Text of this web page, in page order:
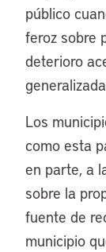
público
feroz sobre
deterioro
Los
como esta
en parte, a
sobre la
fuente de
municipio